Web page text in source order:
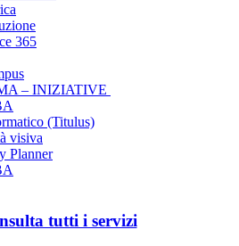
365
– INIZIATIVE
(Titulus)
visiva
Planner
tutti i servizi